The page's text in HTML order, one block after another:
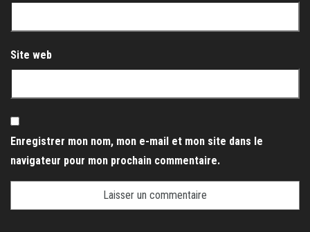
Site web
Enregistrer mon nom, mon e-mail et mon site dans le
navigateur pour mon prochain commentaire.